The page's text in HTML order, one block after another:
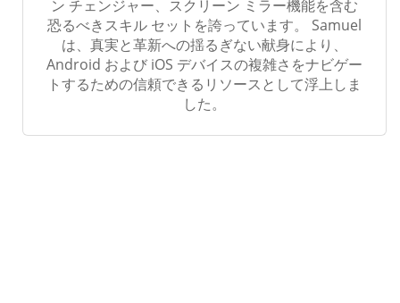
ン チェンジャー、スクリーン ミラー機能を含む
恐るべきスキル セットを誇っています。 Samuel
は、真実と革新への揺るぎない献身により、
Android および iOS デバイスの複雑さをナビゲー
トするための信頼できるリソースとして浮上しま
した。